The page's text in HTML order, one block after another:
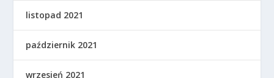
listopad 2021
październik 2021
wrzesień 2021